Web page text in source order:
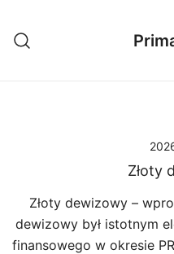
treści
Złoty
Złoty dewizowy –
dewizowy był istotnym
finansowego w okresie